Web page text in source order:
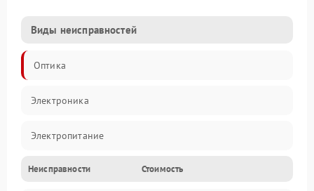
Виды неисправностей
Оптика
Электроника
Электропитание
Видео
Неисправности Стоимость